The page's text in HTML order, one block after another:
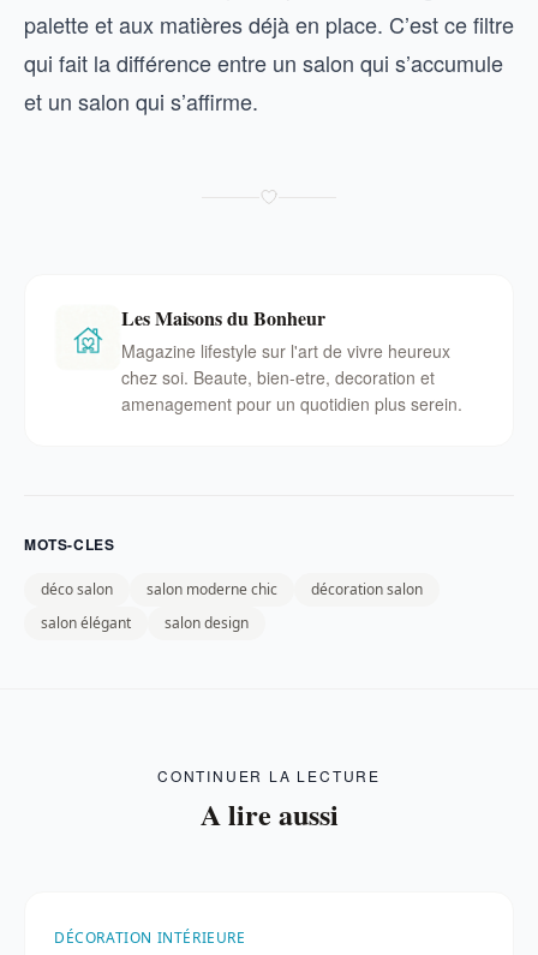
palette et aux matières déjà en place. C’est ce filtre
qui fait la différence entre un salon qui s’accumule
et un salon qui s’affirme.
Les Maisons du Bonheur
Magazine lifestyle sur l'art de vivre heureux
chez soi. Beaute, bien-etre, decoration et
amenagement pour un quotidien plus serein.
MOTS-CLES
déco salon salon moderne chic
décoration salon
salon élégant
salon design
CONTINUER LA LECTURE
A lire aussi
DÉCORATION INTÉRIEURE